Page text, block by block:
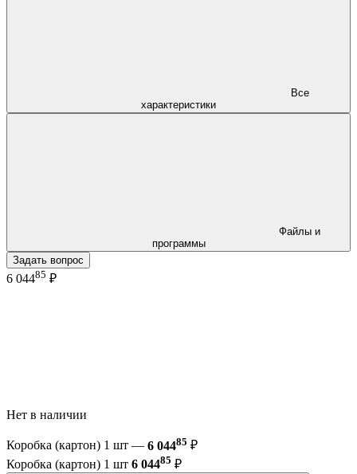
характеристики
программы
Задать вопрос
6 04485 ₽
Нет в наличии
Коробка (картон) 1 шт — 6 04485 ₽
Коробка (картон) 1 шт 6 04485 ₽